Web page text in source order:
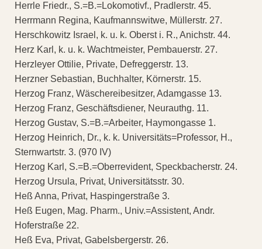
Herrle Friedr., S.=B.=Lokomotivf., Pradlerstr. 45.
Herrmann Regina, Kaufmannswitwe, Müllerstr. 27.
Herschkowitz Israel, k. u. k. Oberst i. R., Anichstr. 44.
Herz Karl, k. u. k. Wachtmeister, Pembauerstr. 27.
Herzleyer Ottilie, Private, Defreggerstr. 13.
Herzner Sebastian, Buchhalter, Körnerstr. 15.
Herzog Franz, Wäschereibesitzer, Adamgasse 13.
Herzog Franz, Geschäftsdiener, Neurauthg. 11.
Herzog Gustav, S.=B.=Arbeiter, Haymongasse 1.
Herzog Heinrich, Dr., k. k. Universitäts=Professor, H.,
Sternwartstr. 3. (970 IV)
Herzog Karl, S.=B.=Oberrevident, Speckbacherstr. 24.
Herzog Ursula, Privat, Universitätsstr. 30.
Heß Anna, Privat, Haspingerstraße 3.
Heß Eugen, Mag. Pharm., Univ.=Assistent, Andr.
Hoferstraße 22.
Heß Eva, Privat, Gabelsbergerstr. 26.